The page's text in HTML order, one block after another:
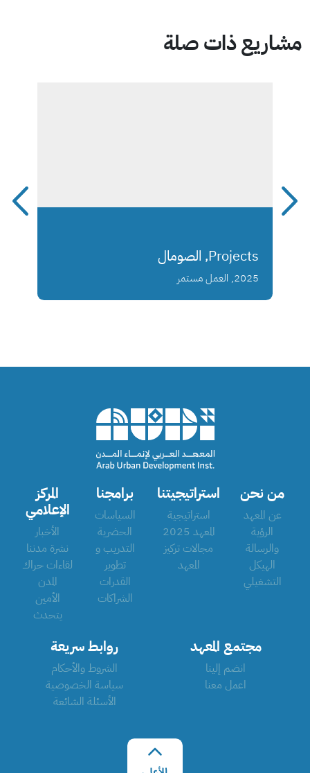
مشاريع ذات صلة
Projects, الصومال
2025, العمل مستمر
من نحن
عن المعهد
الرؤية
والرسالة
الهيكل
التشغيلي
استراتيجيتنا
استراتيجية
المعهد 2025
مجالات تركيز
المعهد
برامجنا
السياسات
الحضرية
التدريب و
تطوير
القدرات
الشراكات
المركز
الإعلامي
الأخبار
نشرة مدننا
لقاءات حراك
المدن
الأمين
يتحدث
مجتمع المعهد
انضم إلينا
اعمل معنا
روابط سريعة
الشروط والأحكام
سياسة الخصوصية
الأسئلة الشائعة